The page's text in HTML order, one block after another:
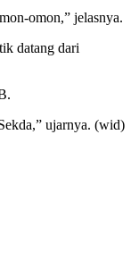
omon,” jelasnya.
datang dari
ujarnya. (wid)